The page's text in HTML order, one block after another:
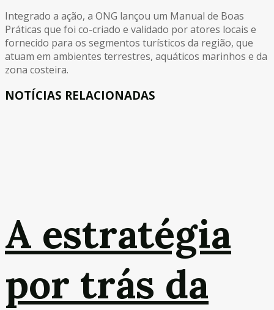
Integrado a ação, a ONG lançou um Manual de Boas
Práticas que foi co-criado e validado por atores locais e
fornecido para os segmentos turísticos da região, que
atuam em ambientes terrestres, aquáticos marinhos e da
zona costeira.
NOTÍCIAS RELACIONADAS
A estratégia
por trás da